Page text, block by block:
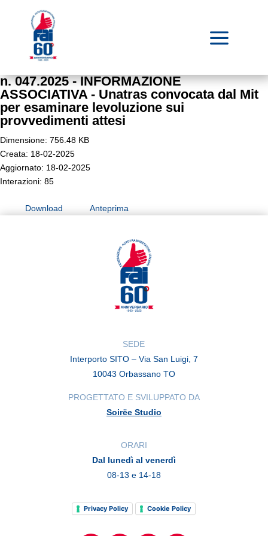
a
n. 047.2025 - INFORMAZIONE
ASSOCIATIVA - Unatras convocata dal Mit
per esaminare levoluzione sui
provvedimenti attesi
Dimensione: 756.48 KB
Creata: 18-02-2025
Aggiornato: 18-02-2025
Interazioni: 85
Download Anteprima
SEDE
Interporto SITO – Via San Luigi, 7
10043 Orbassano TO
PROGETTATO E SVILUPPATO DA
Soirëe Studio
ORARI
Dal lunedì al venerdì
08-13 e 14-18
Privacy Policy Cookie Policy